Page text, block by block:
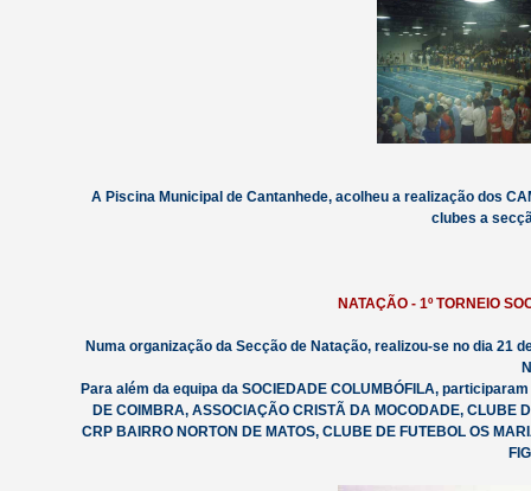
A Piscina Municipal de Cantanhede, acolheu a realização dos
clubes a
NATAÇÃO - 1º TORNEIO
Numa organização da Secção de Natação, realizou-se no dia 21
Para além da equipa da SOCIEDADE COLUMBÓFILA,
DE COIMBRA, ASSOCIAÇÃO CRISTÃ DA MOCODADE, CLUBE
CRP BAIRRO NORTON DE MATOS, CLUBE DE FUTEBOL OS